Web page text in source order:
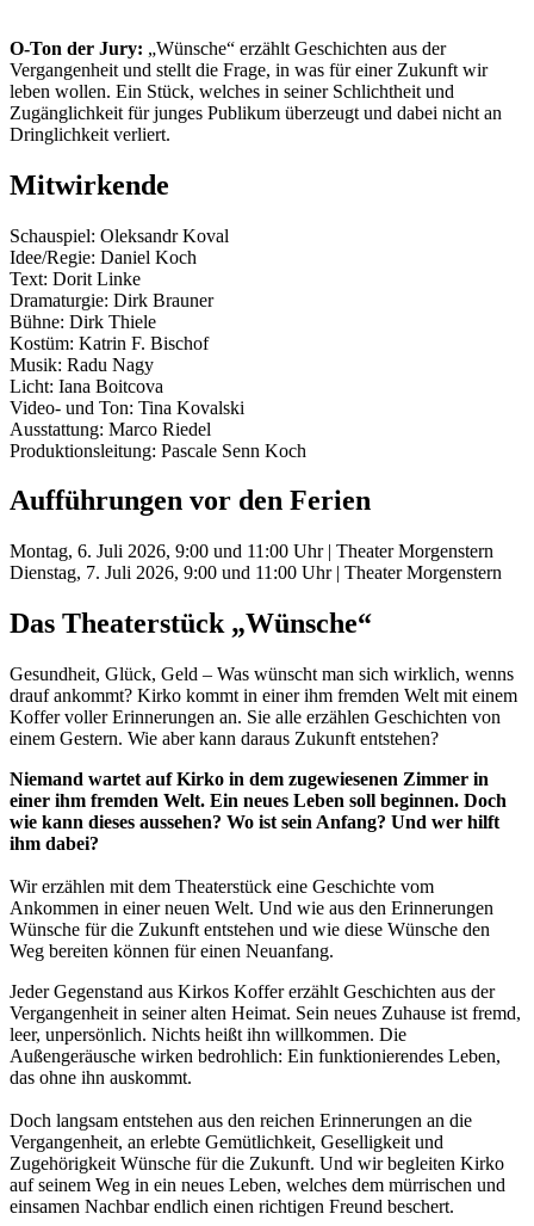
O-Ton der Jury: „Wünsche“ erzählt Geschichten aus der
Vergangenheit und stellt die Frage, in was für einer Zukunft wir
leben wollen. Ein Stück, welches in seiner Schlichtheit und
Zugänglichkeit für junges Publikum überzeugt und dabei nicht an
Dringlichkeit verliert.
Mitwirkende
Schauspiel: Oleksandr Koval
Idee/Regie: Daniel Koch
Text: Dorit Linke
Dramaturgie: Dirk Brauner
Bühne: Dirk Thiele
Kostüm: Katrin F. Bischof
Musik: Radu Nagy
Licht: Iana Boitcova
Video- und Ton: Tina Kovalski
Ausstattung: Marco Riedel
Produktionsleitung: Pascale Senn Koch
Aufführungen vor den Ferien
Montag, 6. Juli 2026, 9:00 und 11:00 Uhr | Theater Morgenstern
Dienstag, 7. Juli 2026, 9:00 und 11:00 Uhr | Theater Morgenstern
Das Theaterstück „Wünsche“
Gesundheit, Glück, Geld – Was wünscht man sich wirklich, wenns
drauf ankommt? Kirko kommt in einer ihm fremden Welt mit einem
Koffer voller Erinnerungen an. Sie alle erzählen Geschichten von
einem Gestern. Wie aber kann daraus Zukunft entstehen?
Niemand wartet auf Kirko in dem zugewiesenen Zimmer in
einer ihm fremden Welt. Ein neues Leben soll beginnen. Doch
wie kann dieses aussehen? Wo ist sein Anfang? Und wer hilft
ihm dabei?
Wir erzählen mit dem Theaterstück eine Geschichte vom
Ankommen in einer neuen Welt. Und wie aus den Erinnerungen
Wünsche für die Zukunft entstehen und wie diese Wünsche den
Weg bereiten können für einen Neuanfang.
Jeder Gegenstand aus Kirkos Koffer erzählt Geschichten aus der
Vergangenheit in seiner alten Heimat. Sein neues Zuhause ist fremd,
leer, unpersönlich. Nichts heißt ihn willkommen. Die
Außengeräusche wirken bedrohlich: Ein funktionierendes Leben,
das ohne ihn auskommt.
Doch langsam entstehen aus den reichen Erinnerungen an die
Vergangenheit, an erlebte Gemütlichkeit, Geselligkeit und
Zugehörigkeit Wünsche für die Zukunft. Und wir begleiten Kirko
auf seinem Weg in ein neues Leben, welches dem mürrischen und
einsamen Nachbar endlich einen richtigen Freund beschert.